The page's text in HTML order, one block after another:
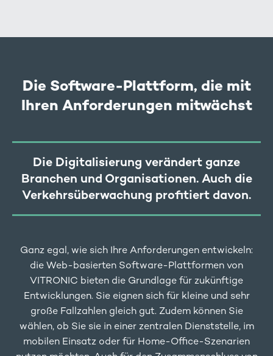
Die Software-Plattform, die mit
Ihren Anforderungen mitwächst
Die Digitalisierung verändert ganze
Branchen und Organisationen. Auch die
Verkehrsüberwachung profitiert davon.
Ganz egal, wie sich Ihre Anforderungen entwickeln:
die Web-basierten Software-Plattformen von
VITRONIC bieten die Grundlage für zukünftige
Entwicklungen. Sie eignen sich für kleine und sehr
große Fallzahlen gleich gut. Zudem können Sie
wählen, ob Sie sie in einer zentralen Dienststelle, im
mobilen Einsatz oder für Home-Office-Szenarien